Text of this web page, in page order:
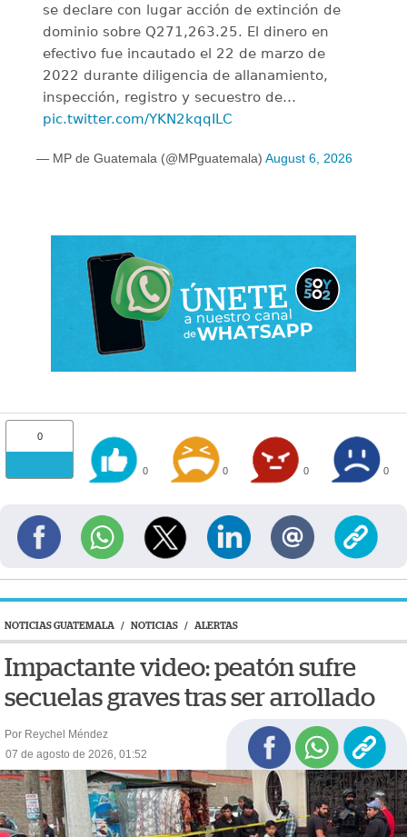
se declare con lugar acción de extinción de
dominio sobre Q271,263.25. El dinero en
efectivo fue incautado el 22 de marzo de
2022 durante diligencia de allanamiento,
inspección, registro y secuestro de…
pic.twitter.com/YKN2kqqILC
— MP de Guatemala (@MPguatemala) August 6, 2026
0
0 0 0 0
NOTICIAS GUATEMALA / NOTICIAS / ALERTAS
Impactante video: peatón sufre
secuelas graves tras ser arrollado
Por Reychel Méndez
07 de agosto de 2026, 01:52